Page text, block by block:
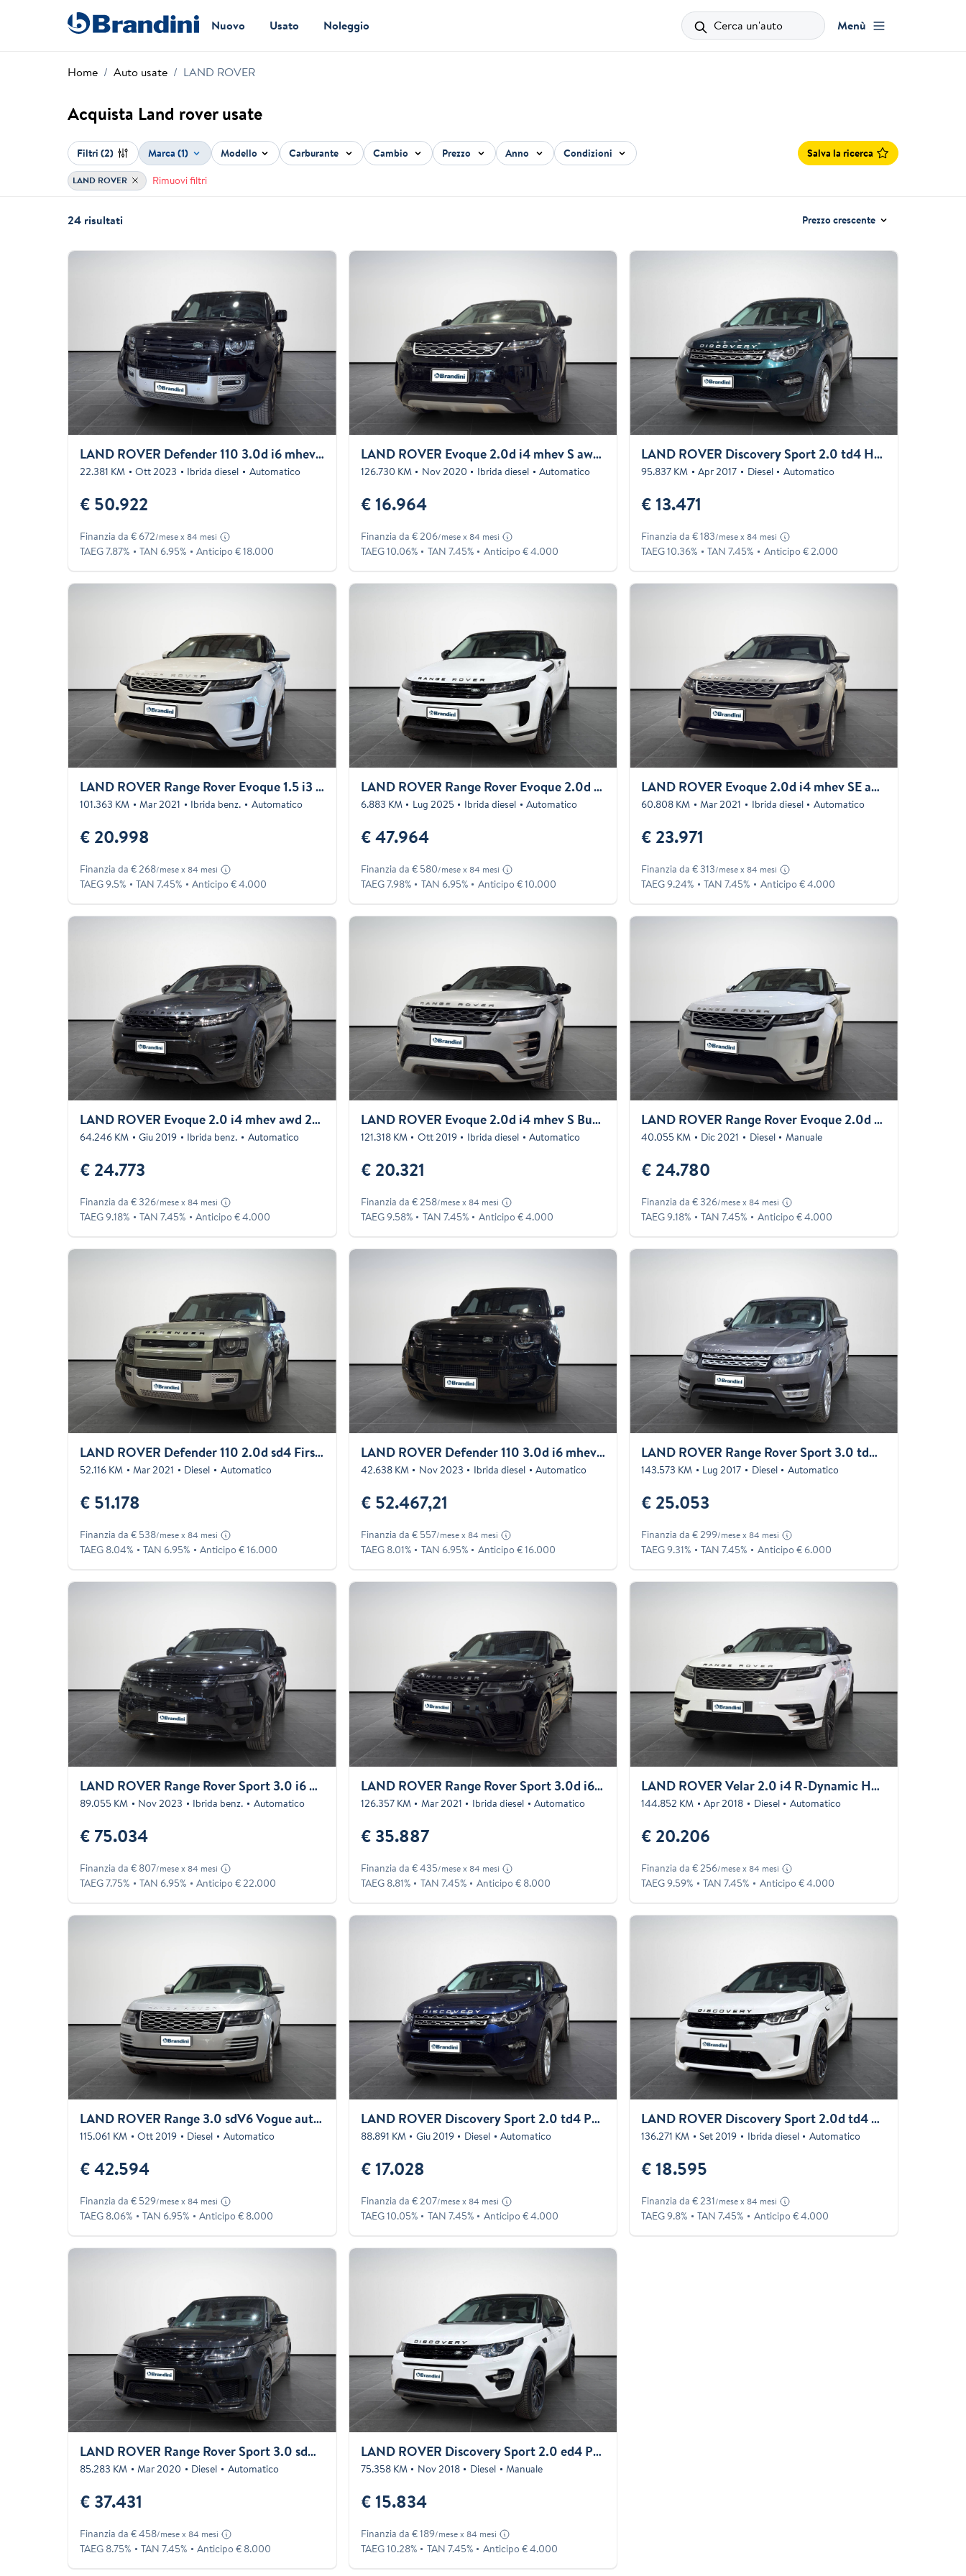
Nuovo Usato Noleggio Cerca un'auto Menù
Home Auto usate LAND ROVER
Acquista Land rover usate
Filtri(2) Marca (1) Modello Carburante Cambio Prezzo Anno Condizioni Salva la ricerca
LAND ROVER Rimuovi filtri
24 risultati Prezzo crescente
LAND ROVER Defender 110 3.0d i6 mhev X-Dynamic S awd 200cv auto 6p.ti
22.381 KM Ott 2023 Ibrida diesel Automatico
€ 50.922
Finanzia da € 672/mese x 84 mesi
TAEG 7.87% TAN 6.95% Anticipo € 18.000
LAND ROVER Evoque 2.0d i4 mhev S awd 150cv auto
126.730 KM Nov 2020 Ibrida diesel Automatico
€ 16.964
Finanzia da € 206/mese x 84 mesi
TAEG 10.06% TAN 7.45% Anticipo € 4.000
LAND ROVER Discovery Sport 2.0 td4 HSE awd 150cv auto
95.837 KM Apr 2017 Diesel Automatico
€ 13.471
Finanzia da € 183/mese x 84 mesi
TAEG 10.36% TAN 7.45% Anticipo € 2.000
LAND ROVER Range Rover Evoque 1.5 i3 phev S awd auto
101.363 KM Mar 2021 Ibrida benz. Automatico
€ 20.998
Finanzia da € 268/mese x 84 mesi
TAEG 9.5% TAN 7.45% Anticipo € 4.000
LAND ROVER Range Rover Evoque 2.0d i4 mhev S awd 163cv auto
6.883 KM Lug 2025 Ibrida diesel Automatico
€ 47.964
Finanzia da € 580/mese x 84 mesi
TAEG 7.98% TAN 6.95% Anticipo € 10.000
LAND ROVER Evoque 2.0d i4 mhev SE awd 163cv auto
60.808 KM Mar 2021 Ibrida diesel Automatico
€ 23.971
Finanzia da € 313/mese x 84 mesi
TAEG 9.24% TAN 7.45% Anticipo € 4.000
LAND ROVER Evoque 2.0 i4 mhev awd 200cv auto
64.246 KM Giu 2019 Ibrida benz. Automatico
€ 24.773
Finanzia da € 326/mese x 84 mesi
TAEG 9.18% TAN 7.45% Anticipo € 4.000
LAND ROVER Evoque 2.0d i4 mhev S Business Edition Premium awd 180cv auto
121.318 KM Ott 2019 Ibrida diesel Automatico
€ 20.321
Finanzia da € 258/mese x 84 mesi
TAEG 9.58% TAN 7.45% Anticipo € 4.000
LAND ROVER Range Rover Evoque 2.0d i4 S fwd 163cv
40.055 KM Dic 2021 Diesel Manuale
€ 24.780
Finanzia da € 326/mese x 84 mesi
TAEG 9.18% TAN 7.45% Anticipo € 4.000
LAND ROVER Defender 110 2.0d sd4 First Edition awd 240cv auto
52.116 KM Mar 2021 Diesel Automatico
€ 51.178
Finanzia da € 538/mese x 84 mesi
TAEG 8.04% TAN 6.95% Anticipo € 16.000
LAND ROVER Defender 110 3.0d i6 mhev X-Dynamic SE awd 200cv AUTOCARRO
42.638 KM Nov 2023 Ibrida diesel Automatico
€ 52.467,21
Finanzia da € 557/mese x 84 mesi
TAEG 8.01% TAN 6.95% Anticipo € 16.000
LAND ROVER Range Rover Sport 3.0 tdV6 HSE auto my17
143.573 KM Lug 2017 Diesel Automatico
€ 25.053
Finanzia da € 299/mese x 84 mesi
TAEG 9.31% TAN 7.45% Anticipo € 6.000
LAND ROVER Range Rover Sport 3.0 i6 phev Dynamic SE awd 460cv auto
89.055 KM Nov 2023 Ibrida benz. Automatico
€ 75.034
Finanzia da € 807/mese x 84 mesi
TAEG 7.75% TAN 6.95% Anticipo € 22.000
LAND ROVER Range Rover Sport 3.0d i6 mhev HSE Dynamic Stealth 249cv auto
126.357 KM Mar 2021 Ibrida diesel Automatico
€ 35.887
Finanzia da € 435/mese x 84 mesi
TAEG 8.81% TAN 7.45% Anticipo € 8.000
LAND ROVER Velar 2.0 i4 R-Dynamic HSE 240cv auto
144.852 KM Apr 2018 Diesel Automatico
€ 20.206
Finanzia da € 256/mese x 84 mesi
TAEG 9.59% TAN 7.45% Anticipo € 4.000
LAND ROVER Range 3.0 sdV6 Vogue auto my19
115.061 KM Ott 2019 Diesel Automatico
€ 42.594
Finanzia da € 529/mese x 84 mesi
TAEG 8.06% TAN 6.95% Anticipo € 8.000
LAND ROVER Discovery Sport 2.0 td4 Pure awd 150cv auto my19
88.891 KM Giu 2019 Diesel Automatico
€ 17.028
Finanzia da € 207/mese x 84 mesi
TAEG 10.05% TAN 7.45% Anticipo € 4.000
LAND ROVER Discovery Sport 2.0d td4 mhev R-Dynamic HSE awd 180cv auto
136.271 KM Set 2019 Ibrida diesel Automatico
€ 18.595
Finanzia da € 231/mese x 84 mesi
TAEG 9.8% TAN 7.45% Anticipo € 4.000
LAND ROVER Range Rover Sport 3.0 sdV6 HSE 249cv auto my19
85.283 KM Mar 2020 Diesel Automatico
€ 37.431
Finanzia da € 458/mese x 84 mesi
TAEG 8.75% TAN 7.45% Anticipo € 8.000
LAND ROVER Discovery Sport 2.0 ed4 Pure 2wd 150cv my19
75.358 KM Nov 2018 Diesel Manuale
€ 15.834
Finanzia da € 189/mese x 84 mesi
TAEG 10.28% TAN 7.45% Anticipo € 4.000